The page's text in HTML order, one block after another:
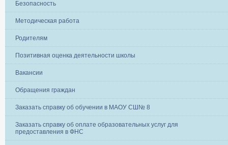
Безопасность
Методическая работа
Родителям
Позитивная оценка деятельности школы
Вакансии
Обращения граждан
Заказать справку об обучении в МАОУ СШ№ 8
Заказать справку об оплате образовательных услуг для
предоставления в ФНС